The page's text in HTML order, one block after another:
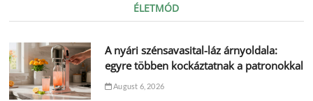
ÉLETMÓD
A nyári szénsavasital-láz árnyoldala:
egyre többen kockáztatnak a patronokkal
August 6, 2026